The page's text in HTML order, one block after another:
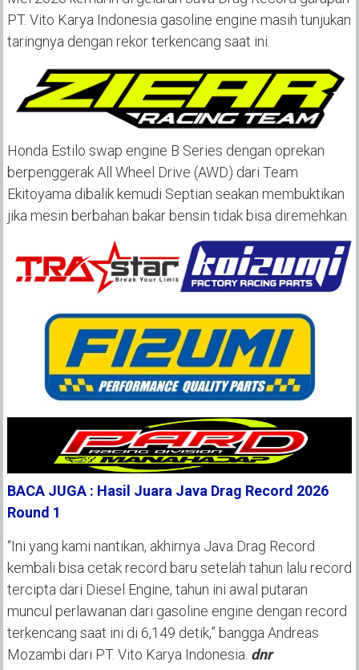
PT. Vito Karya Indonesia gasoline engine masih tunjukan
taringnya dengan rekor terkencang saat ini.
Honda Estilo swap engine B Series dengan oprekan
berpenggerak All Wheel Drive (AWD) dari Team
Ekitoyama dibalik kemudi Septian seakan membuktikan
jika mesin berbahan bakar bensin tidak bisa diremehkan.
BACA JUGA : Hasil Juara Java Drag Record 2026
Round 1
“Ini yang kami nantikan, akhirnya Java Drag Record
kembali bisa cetak record baru setelah tahun lalu record
tercipta dari Diesel Engine, tahun ini awal putaran
muncul perlawanan dari gasoline engine dengan record
terkencang saat ini di 6,149 detik,” bangga Andreas
Mozambi dari PT. Vito Karya Indonesia. dnr